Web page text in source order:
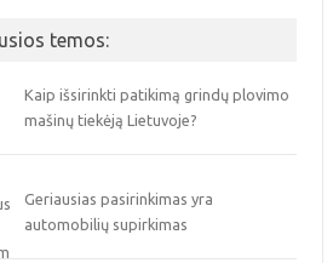
temos:
Kaip išsirinkti patikimą grindų plovimo
mašinų tiekėją Lietuvoje?
Geriausias pasirinkimas yra
automobilių supirkimas